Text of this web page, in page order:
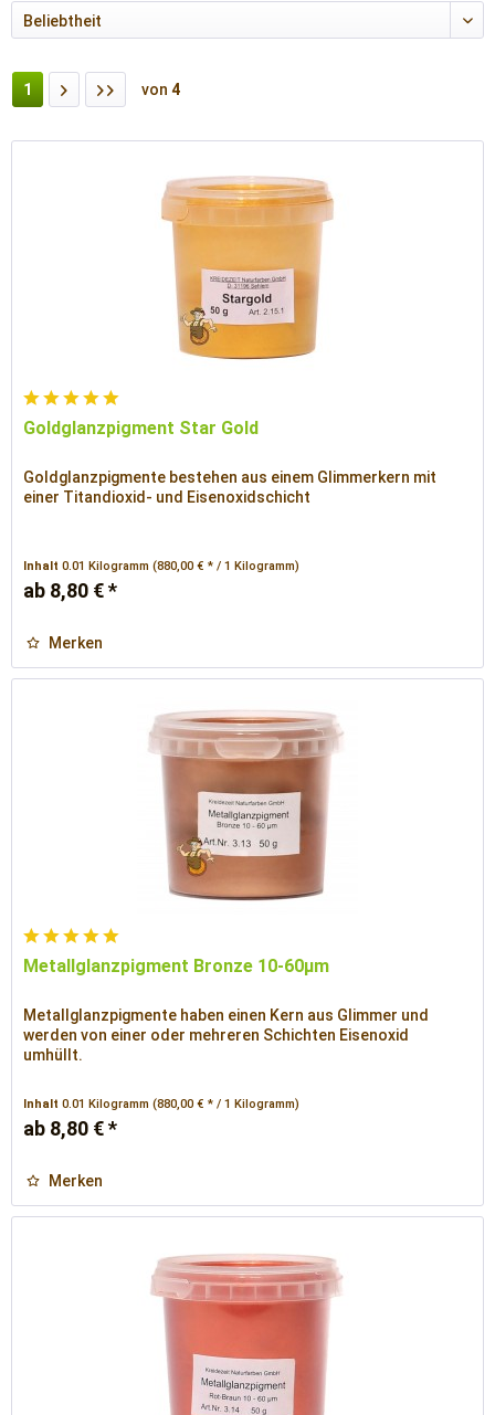
1 von 4
Goldglanzpigment Star Gold
Goldglanzpigmente bestehen aus einem Glimmerkern mit
einer Titandioxid- und Eisenoxidschicht
Inhalt0.01 Kilogramm(880,00 € * / 1 Kilogramm)
ab 8,80 € *
Merken
Metallglanzpigment Bronze 10-60µm
Metallglanzpigmente haben einen Kern aus Glimmer und
werden von einer oder mehreren Schichten Eisenoxid
umhüllt.
Inhalt0.01 Kilogramm(880,00 € * / 1 Kilogramm)
ab 8,80 € *
Merken